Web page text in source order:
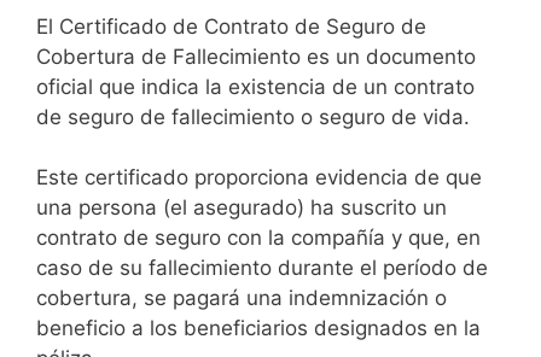
El Certificado de Contrato de Seguro de
Cobertura de Fallecimiento es un documento
oficial que indica la existencia de un contrato
de seguro de fallecimiento o seguro de vida.
Este certificado proporciona evidencia de que
una persona (el asegurado) ha suscrito un
contrato de seguro con la compañía y que, en
caso de su fallecimiento durante el período de
cobertura, se pagará una indemnización o
beneficio a los beneficiarios designados en la